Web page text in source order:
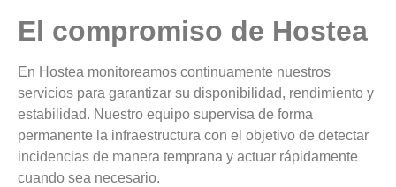
El compromiso de Hostea
En Hostea monitoreamos continuamente nuestros
servicios para garantizar su disponibilidad, rendimiento y
estabilidad. Nuestro equipo supervisa de forma
permanente la infraestructura con el objetivo de detectar
incidencias de manera temprana y actuar rápidamente
cuando sea necesario.